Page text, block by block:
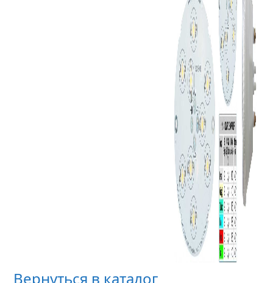
Вернуться в каталог